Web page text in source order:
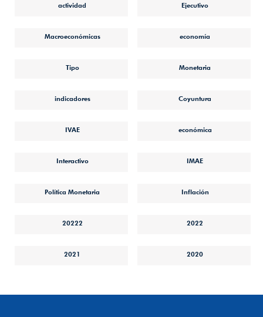
actividad Ejecutivo
Macroeconómicas economía
Tipo Monetaria
indicadores Coyuntura
IVAE económica
Interactivo IMAE
Política Monetaria Inflación
20222 2022
2021 2020